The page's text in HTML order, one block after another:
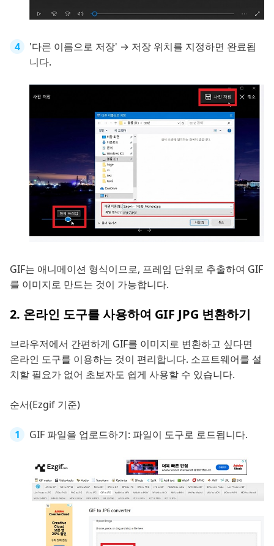
'다른 이름으로 저장' → 저장 위치를 지정하면 완료됩
니다.
GIF는 애니메이션 형식이므로, 프레임 단위로 추출하여 GIF
를 이미지로 만드는 것이 가능합니다.
2. 온라인 도구를 사용하여 GIF JPG 변환하기
브라우저에서 간편하게 GIF를 이미지로 변환하고 싶다면
온라인 도구를 이용하는 것이 편리합니다. 소프트웨어를 설
치할 필요가 없어 초보자도 쉽게 사용할 수 있습니다.
순서(Ezgif 기준)
GIF 파일을 업로드하기: 파일이 도구로 로드됩니다.